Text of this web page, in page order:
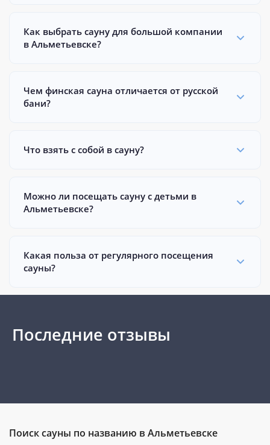
Как выбрать сауну для большой компании
в Альметьевске?
Чем финская сауна отличается от русской
бани?
Что взять с собой в сауну?
Можно ли посещать сауну с детьми в
Альметьевске?
Какая польза от регулярного посещения
сауны?
Последние отзывы
Поиск сауны по названию в Альметьевске